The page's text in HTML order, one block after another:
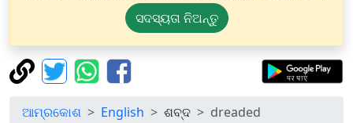
ସଦସ୍ୟତା ନିଅନ୍ତୁ
ଆମ୍ରକୋଶ English ଶବ୍ଦ dreaded